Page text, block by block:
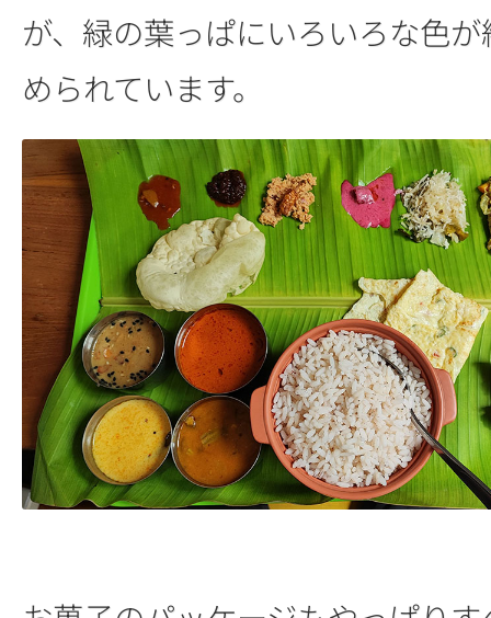
が、緑の葉っぱにいろいろな色
められています。